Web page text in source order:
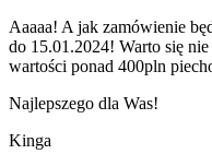
Aaaaa! A jak zamówienie
do 15.01.2024! Warto się
wartości ponad 400pln
Najlepszego dla Was!
Kinga